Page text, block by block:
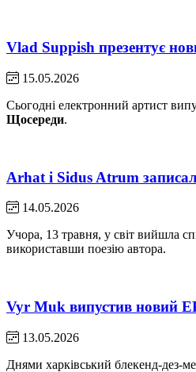
Vlad Suppish презентує
15.05.2026
Сьогодні електронний артист
Щосереди.
Arhat і Sidus Atrum
14.05.2026
Учора, 13 травня, у світ вийшла
використавши поезію автора.
Vyr Muk випустив новий
13.05.2026
Днями харківський блекенд-дез-